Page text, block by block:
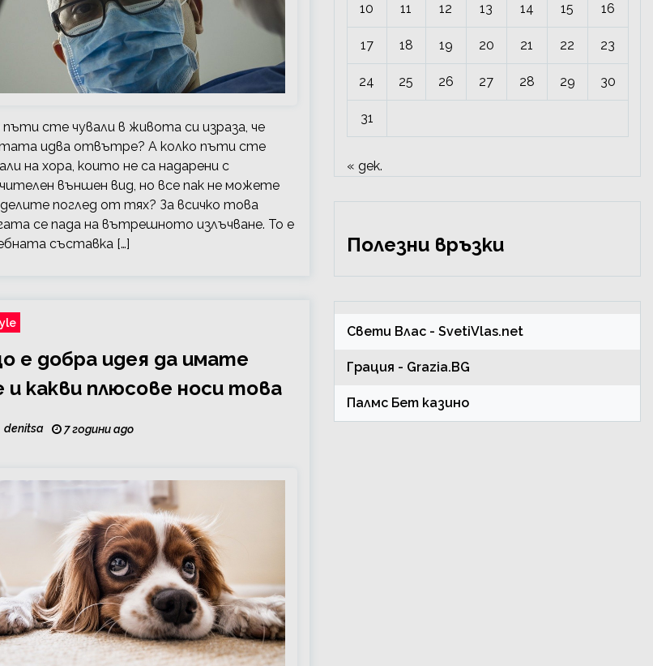
пъти сте чували в живота си израза, че
идва отвътре? А колко пъти сте
на хора, които не са надарени с
външен вид, но все пак не можете
поглед от тях? За всичко това
се пада на вътрешното излъчване. То е
съставка […]
е добра идея да имате
и какви плюсове носи това
denitsa 7 години ago
10 11 12 13 14 15 16
17 18 19 20 21 22 23
24 25 26 27 28 29 30
31
« дек.
Полезни връзки
Свети Влас- SvetiVlas.net
Грация - Grazia.BG
Палмс Бет казино